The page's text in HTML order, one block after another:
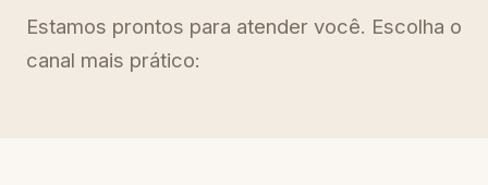
Estamos prontos para atender você. Escolha o
canal mais prático: